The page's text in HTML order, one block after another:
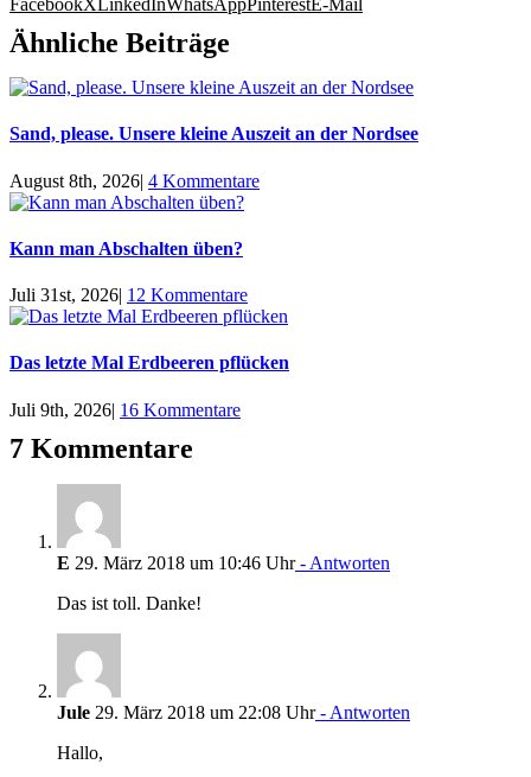
FacebookX LinkedInWhatsAppPinterestE-Mail
Ähnliche Beiträge
Sand, please. Unsere kleine Auszeit an der Nordsee
August 8th, 2026| 4 Kommentare
Kann man Abschalten üben?
Juli 31st, 2026| 12 Kommentare
Das letzte Mal Erdbeeren pflücken
Juli 9th, 2026| 16 Kommentare
7 Kommentare
E 29. März 2018 um 10:46 Uhr- Antworten
Das ist toll. Danke!
Jule 29. März 2018 um 22:08 Uhr- Antworten
Hallo,